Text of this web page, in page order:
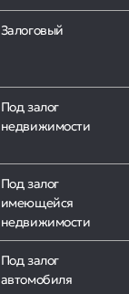
Залоговый
Под залог
недвижимости
Под залог
имеющейся
недвижимости
Под залог
автомобиля